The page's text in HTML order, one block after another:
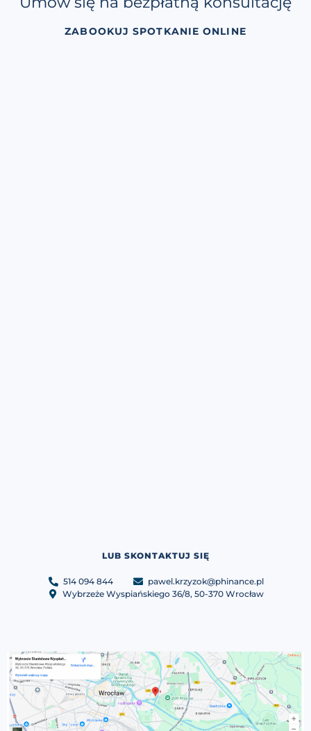
Umów się na bezpłatną konsultację
514 094 844
pawel.krzyzok@phinance.pl